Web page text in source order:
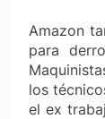
Amazon
para
los
el ex